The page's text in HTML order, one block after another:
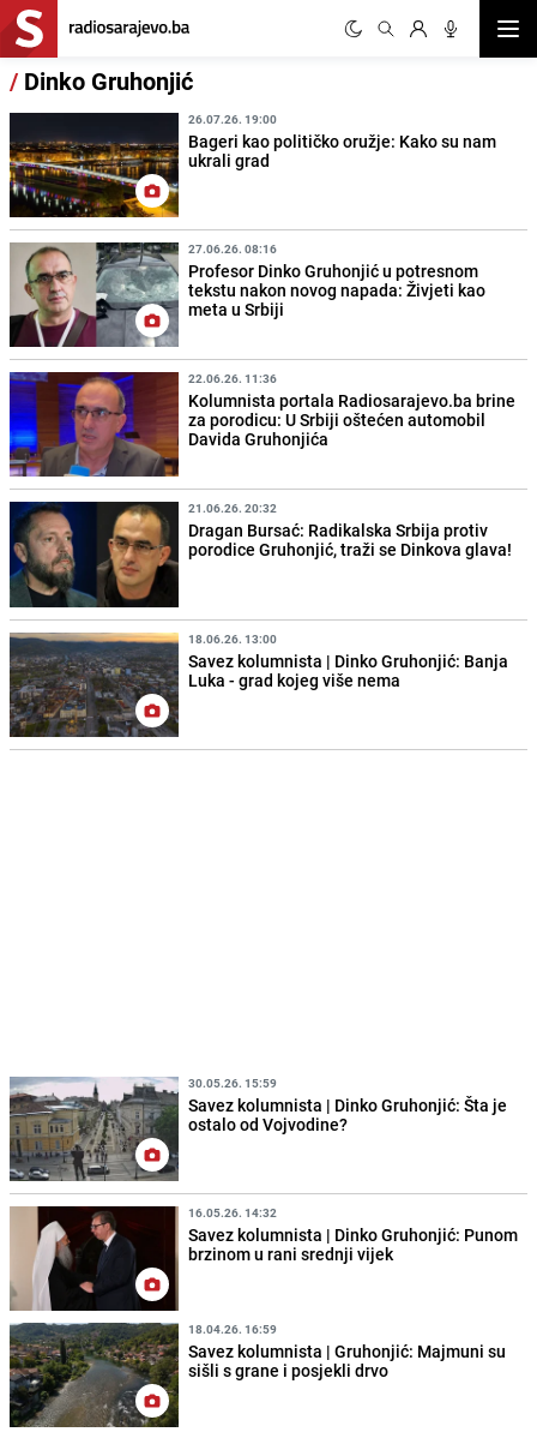
/ Dinko Gruhonjić
26.07.26. 19:00
Bageri kao političko oružje: Kako su nam
ukrali grad
27.06.26. 08:16
Profesor Dinko Gruhonjić u potresnom
tekstu nakon novog napada: Živjeti kao
meta u Srbiji
22.06.26. 11:36
Kolumnista portala Radiosarajevo.ba brine
za porodicu: U Srbiji oštećen automobil
Davida Gruhonjića
21.06.26. 20:32
Dragan Bursać: Radikalska Srbija protiv
porodice Gruhonjić, traži se Dinkova glava!
18.06.26. 13:00
Savez kolumnista | Dinko Gruhonjić: Banja
Luka - grad kojeg više nema
30.05.26. 15:59
Savez kolumnista | Dinko Gruhonjić: Šta je
ostalo od Vojvodine?
16.05.26. 14:32
Savez kolumnista | Dinko Gruhonjić: Punom
brzinom u rani srednji vijek
18.04.26. 16:59
Savez kolumnista | Gruhonjić: Majmuni su
sišli s grane i posjekli drvo